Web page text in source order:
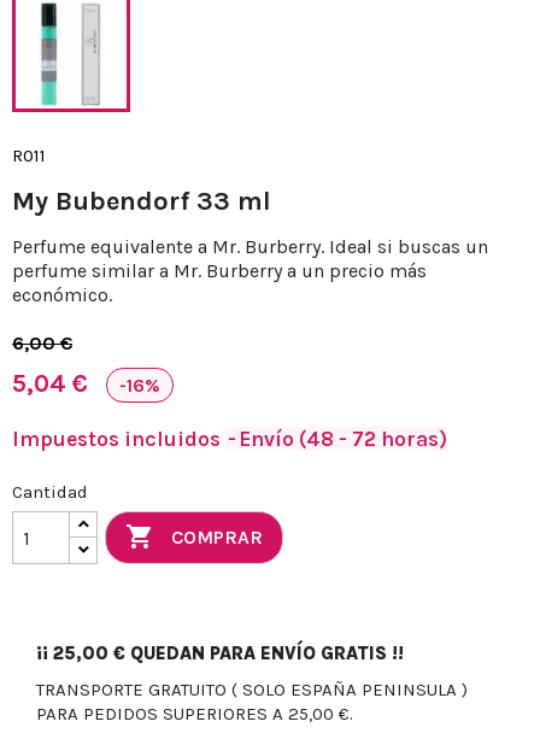
R011
My Bubendorf 33 ml
Perfume equivalente a Mr. Burberry. Ideal si buscas un
perfume similar a Mr. Burberry a un precio más
económico.
6,00 €
5,04 € -16%
Impuestos incluidos Envío (48 - 72 horas)
Cantidad
 COMPRAR
¡¡ 25,00 € QUEDAN PARA ENVÍO GRATIS !!
TRANSPORTE GRATUITO ( SOLO ESPAÑA PENINSULA )
PARA PEDIDOS SUPERIORES A 25,00 €.